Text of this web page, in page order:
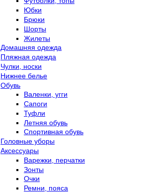
Юбки
Брюки
Шорты
Жилеты
Домашняя одежда
Пляжная одежда
Чулки, носки
Нижнее белье
Обувь
Валенки, угги
Сапоги
Туфли
Летняя обувь
Спортивная обувь
Головные уборы
Аксессуары
Варежки, перчатки
Зонты
Очки
Ремни, пояса